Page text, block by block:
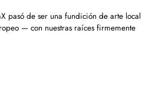
pasó de ser una fundición de arte local
— con nuestras raíces firmemente